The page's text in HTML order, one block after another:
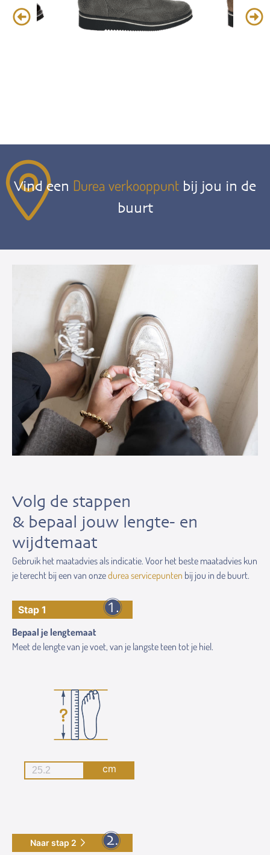
Vind een Durea verkooppunt bij jou in de
buurt
Volg de stappen
& bepaal jouw lengte- en
wijdtemaat
Gebruik het maatadvies als indicatie. Voor het beste maatadvies kun
je terecht bij een van onzedurea servicepunten bij jou in de buurt.
Stap 1
Bepaal je lengtemaat
Meet de lengte van je voet, van je langste teen tot je hiel.
cm
Naar stap 2